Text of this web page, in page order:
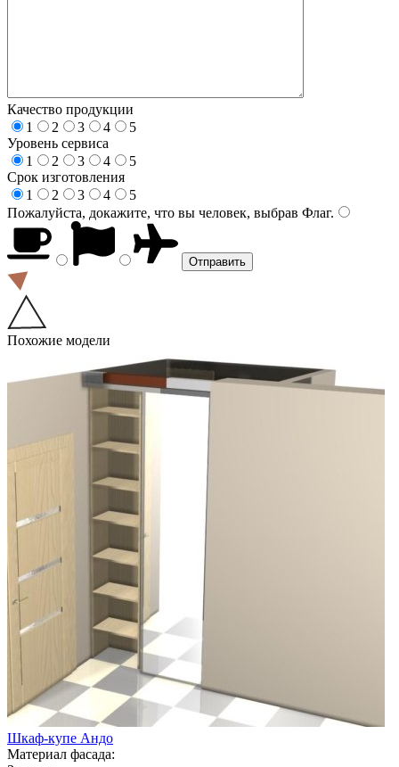
Качество продукции
1
2 3 4
5
Уровень сервиса
1
2 3 4
5
Срок изготовления
1
2 3 4
5
Пожалуйста, докажите, что вы человек, выбрав Флаг.
Похожие модели
Шкаф-купе Андо
Материал фасада: